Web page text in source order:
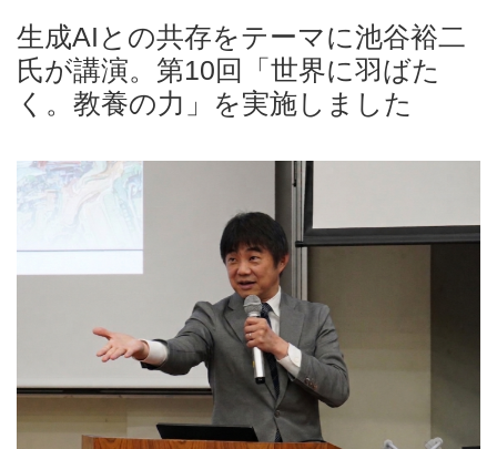
生成AIとの共存をテーマに池谷裕二
氏が講演。第10回「世界に羽ばた
く。教養の力」を実施しました